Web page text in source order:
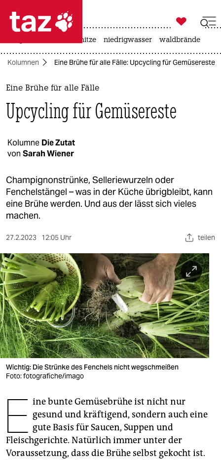
 taz zahl ich
taz zahl ich
themen
politik
gesellschaft
kultur
sport
berlin
nord
wahrheit
verlag
verlag
veranstaltungen
shop
fragen & hilfe
genossenschaft
epaper login

taz zahl ich
hitze niedrigwasser waldbrände
Kolumnen Eine Brühe für alle Fälle: Upcycling für Gemüsereste
Eine Brühe für alle Fälle
Upcycling für Gemüsereste
Kolumne Die Zutat
von Sarah Wiener
Champignonstrünke, Selleriewurzeln oder
Fenchelstängel – was in der Küche übrigbleibt, kann
eine Brühe werden. Und aus der lässt sich vieles
machen.
27.2.2023 12:05 Uhr teilen
Wichtig: Die Strünke des Fenchels nicht wegschmeißen
Foto: fotografiche/imago
E ine bunte Gemüsebrühe ist nicht nur
gesund und kräftigend, sondern auch eine
gute Basis für Saucen, Suppen und
Fleischgerichte. Natürlich immer unter der
Voraussetzung, dass die Brühe selbst gekocht ist.